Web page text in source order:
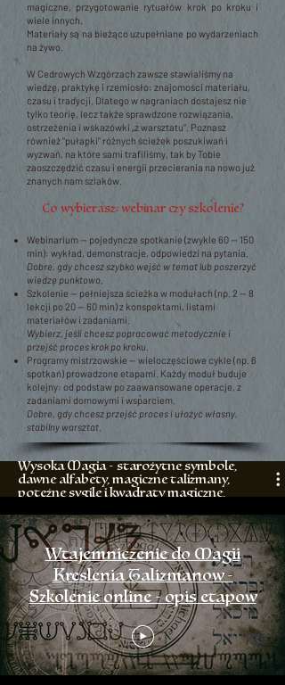
magiczne, przygotowanie rytuałów krok po kroku i
wiele innych.
Materiały są na bieżąco uzupełniane po wydarzeniach
na żywo.
W Cedrowych Wzgórzach zawsze stawialiśmy na
wiedzę, praktykę i rzemiosło: znajomości materiału,
czasu i tradycji. Dlatego w nagraniach dostajesz nie
tylko teorię, lecz także sprawdzone rozwiązania,
ostrzeżenia i wskazówki „z warsztatu”. Poznasz
również "pułapki" różnych ścieżek poszukiwań i
wyzwań, na które sami trafiliśmy, tak by Tobie
zaoszczędzić czasu i energii przecierania na nowo już
znanych nam szlaków.
Co wybierasz: webinar czy szkolenie?
Webinarium — pojedyncze spotkanie (zwykle 60 — 150
min): wykład, demonstracje, odpowiedzi na pytania.
Dobre, gdy chcesz szybko wejść w temat lub poszerzyć
wiedzę punktowo.
Szkolenie — pełniejsza ścieżka w modułach (np. 2 — 8
lekcji po 20 — 60 min) z konspektami, listami
materiałów i zadaniami.
Wybierz, jeśli chcesz popracować metodycznie i
przejść proces krok po kroku.
Programy mistrzowskie — wieloczęściowe cykle (np. 6
spotkań) prowadzone etapami. Każdy moduł buduje
kolejny: od podstaw po zaawansowane operacje, z
zadaniami domowymi i wsparciem.
Dobre, gdy chcesz przejść proces i ułożyć własny,
stabilny warsztat.
Wysoka Magia - starożytne symbole,
dawne alfabety, magiczne talizmany,
potężne sygile i kwadraty magiczne.
Wtajemniczenie do Magii
Kreslenia Talizmanow -
Szkolenie online - opis etapow